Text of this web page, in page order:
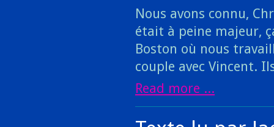
Nous avons connu,
était à peine majeur,
Boston où nous
couple avec Vincent.
Read more ...